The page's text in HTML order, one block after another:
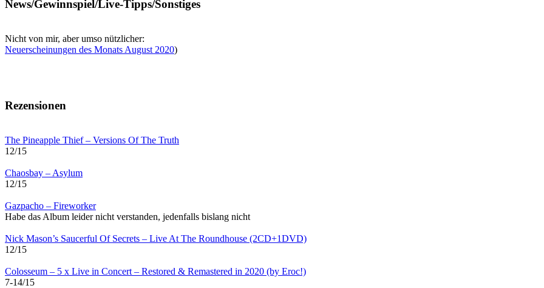
News/Gewinnspiel/Live-Tipps/Sonstiges
Nicht von mir, aber umso nützlicher:
Neuerscheinungen des Monats August 2020)
Rezensionen
The Pineapple Thief – Versions Of The Truth
12/15
Chaosbay – Asylum
12/15
Gazpacho – Fireworker
Habe das Album leider nicht verstanden, jedenfalls bislang nicht
Nick Mason’s Saucerful Of Secrets – Live At The Roundhouse (2CD+1DVD)
12/15
Colosseum – 5 x Live in Concert – Restored & Remastered in 2020 (by Eroc!)
7-14/15